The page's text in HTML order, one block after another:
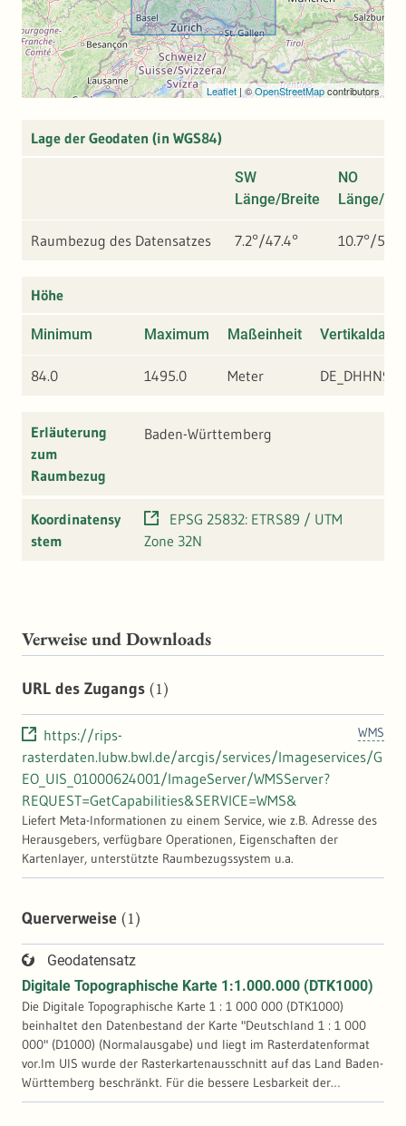
Leaflet |©OpenStreetMapcontributors
Lage der Geodaten (in WGS84)
SW
Länge/Breite
NO
Länge/
Raumbezug des Datensatzes 7.2°/47.4° 10.7°/50°
Höhe
Minimum Maximum Maßeinheit
84.0 1495.0 Meter
Erläuterung
zum
Raumbezug
Baden-Württemberg
Koordinatensy
stem
EPSG 25832: ETRS89 / UTM
Zone 32N
Verweise und Downloads
URL des Zugangs (1)
WMS
https://rips-
rasterdaten.lubw.bwl.de/arcgis/services/Imageservices/G
EO_UIS_01000624001/ImageServer/WMSServer?
REQUEST=GetCapabilities&SERVICE=WMS&
Liefert Meta-Informationen zu einem Service, wie z.B. Adresse des
Herausgebers, verfügbare Operationen, Eigenschaften der
Kartenlayer, unterstützte Raumbezugssystem u.a.
Querverweise (1)
Geodatensatz
Digitale Topographische Karte 1:1.000.000 (DTK1000)
Die Digitale Topographische Karte 1 : 1 000 000 (DTK1000)
beinhaltet den Datenbestand der Karte "Deutschland 1 : 1 000
000" (D1000) (Normalausgabe) und liegt im Rasterdatenformat
vor.Im UIS wurde der Rasterkartenausschnitt auf das Land Baden-
Württemberg beschränkt. Für die bessere Lesbarkeit der
Fachobjekte wurde die Karte in Helligkeit und Kontrast verändert.